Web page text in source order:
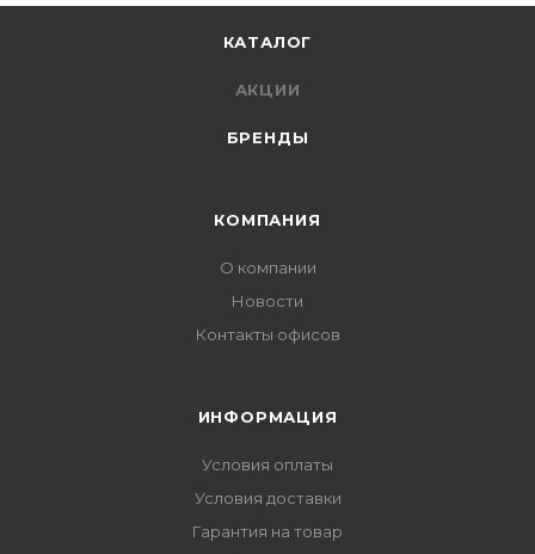
КАТАЛОГ
АКЦИИ
БРЕНДЫ
КОМПАНИЯ
О компании
Новости
Контакты офисов
ИНФОРМАЦИЯ
Условия оплаты
Условия доставки
Гарантия на товар